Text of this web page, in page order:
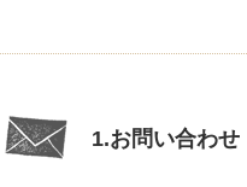
1.お問い合わせ